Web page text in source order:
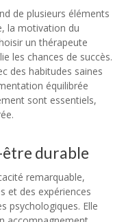
de plusieurs éléments
la motivation du
un thérapeute
les chances de succès.
des habitudes saines
équilibrée
sont essentiels,
être durable
remarquable,
et des expériences
psychologiques. Elle